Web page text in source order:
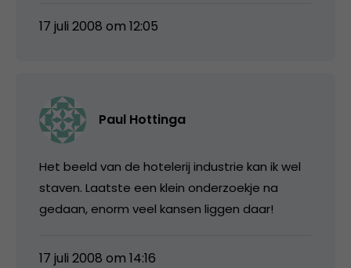
17 juli 2008 om 12:05
Paul Hottinga
Het beeld van de hotelerij industrie kan ik wel
staven. Laatste een klein onderzoekje na
gedaan, enorm veel kansen liggen daar!
17 juli 2008 om 14:16